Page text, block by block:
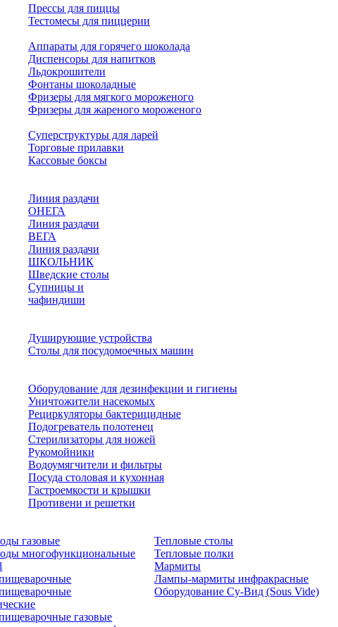
Прессы для пиццы
Тестомесы для пиццерии
Аппараты для горячего шоколада
Диспенсоры для напитков
Льдокрошители
Фонтаны шоколадные
Фризеры для мягкого мороженого
Фризеры для жареного мороженого
Суперструктуры для ларей
Торговые прилавки
Кассовые боксы
Линия раздачи
ОНЕГА
Линия раздачи
ВЕГА
Линия раздачи
ШКОЛЬНИК
Шведские столы
Супницы и
чафиндиши
Душирующие устройства
Столы для посудомоечных машин
Оборудование для дезинфекции и гигиены
Уничтожители насекомых
Рециркуляторы бактерицидные
Подогреватель полотенец
Стерилизаторы для ножей
Рукомойники
Водоумягчители и фильтры
Посуда столовая и кухонная
Гастроемкости и крышки
Противени и решетки
газовые
многофункциональные
газовые
Тепловые столы
Тепловые полки
Мармиты
Лампы-мармиты инфракрасные
Оборудование Су-Вид (Sous Vide)